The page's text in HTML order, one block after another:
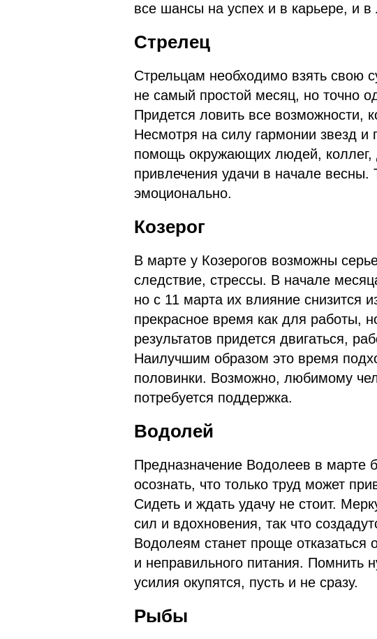
все шансы на успех и в карьере, и в
Стрелец
Стрельцам необходимо взять свою
не самый простой месяц, но точно
Придется ловить все возможности,
Несмотря на силу гармонии звезд и
помощь окружающих людей, коллег,
привлечения удачи в начале весны.
эмоционально.
Козерог
В марте у Козерогов возможны
следствие, стрессы. В начале
но с 11 марта их влияние снизится
прекрасное время как для работы,
результатов придется двигаться,
Наилучшим образом это время
половинки. Возможно, любимому
потребуется поддержка.
Водолей
Предназначение Водолеев в марте
осознать, что только труд может
Сидеть и ждать удачу не стоит.
сил и вдохновения, так что
Водолеям станет проще отказаться
и неправильного питания.
усилия окупятся, пусть и не сразу.
Рыбы